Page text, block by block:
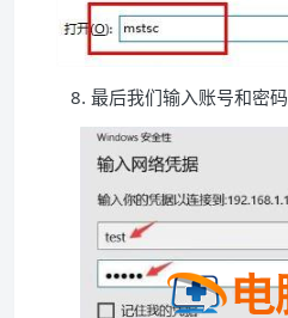
8. 最后我们输入账号和密